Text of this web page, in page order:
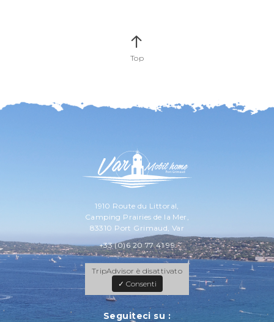
Top
1910 Route du Littoral,
Camping Prairies de la Mer,
83310 Port Grimaud, Var
+33 (0)6 20 77 41 99
TripAdvisor è disattivato
✓ Consenti
Seguiteci su :